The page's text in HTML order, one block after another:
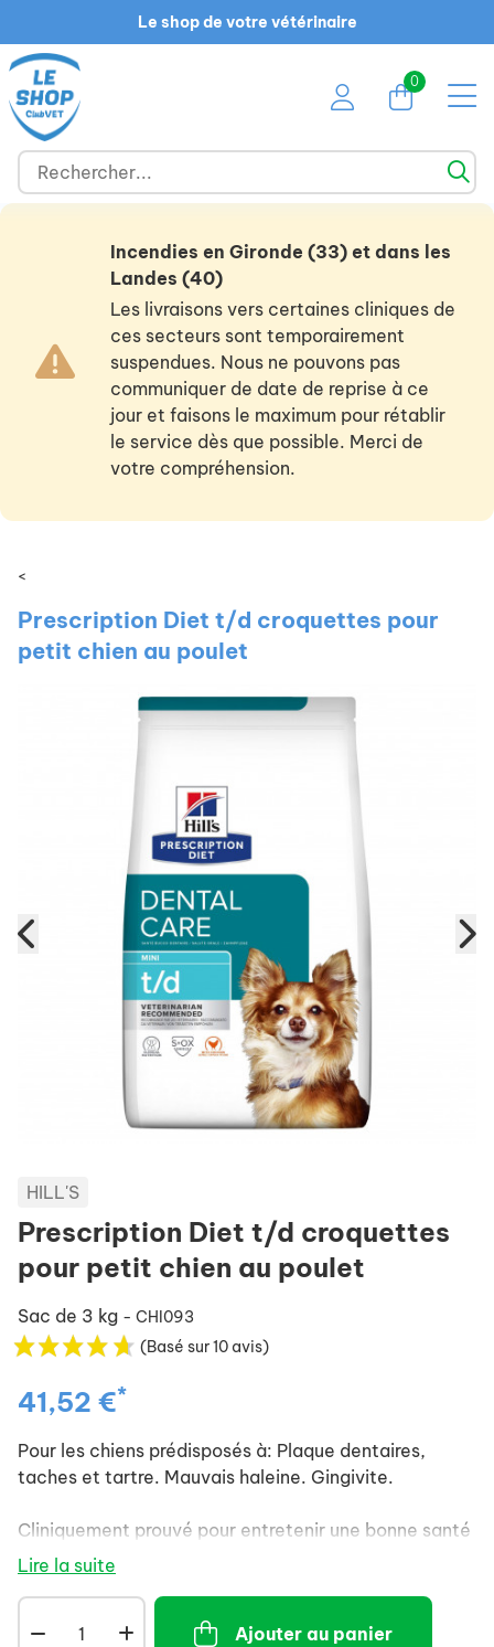
Le shop de votre vétérinaire
0
Incendies en Gironde (33) et dans les
Landes (40)
Les livraisons vers certaines cliniques de
ces secteurs sont temporairement
suspendues. Nous ne pouvons pas
communiquer de date de reprise à ce
jour et faisons le maximum pour rétablir
le service dès que possible. Merci de
votre compréhension.
<
Prescription Diet t/d croquettes pour
petit chien au poulet
HILL'S
Prescription Diet t/d croquettes
pour petit chien au poulet
Sac de 3 kg - CHI093
(Basé sur 10 avis)
41,52 €*
Pour les chiens prédisposés à: Plaque dentaires,
taches et tartre. Mauvais haleine. Gingivite.
Cliniquement prouvé pour entretenir une bonne santé
gingivale et réduire la formation de tartre, de la
Lire la suite
Ajouter au panier